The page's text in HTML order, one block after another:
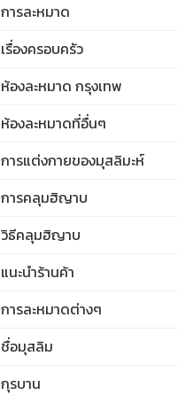
การละหมาด
เรื่องครอบครัว
ห้องละหมาด กรุงเทพ
ห้องละหมาดที่อื่นๆ
การแต่งกายของมุสลิมะห์
การคลุมฮิญาบ
วิธีคลุมฮิญาบ
แนะนำร้านค้า
การละหมาดต่างๆ
ชื่อมุสลิม
กุรบาน